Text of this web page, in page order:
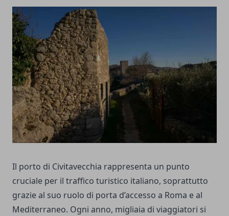
Il porto di Civitavecchia rappresenta un punto
cruciale per il traffico turistico italiano, soprattutto
grazie al suo ruolo di porta d’accesso a Roma e al
Mediterraneo. Ogni anno, migliaia di viaggiatori si